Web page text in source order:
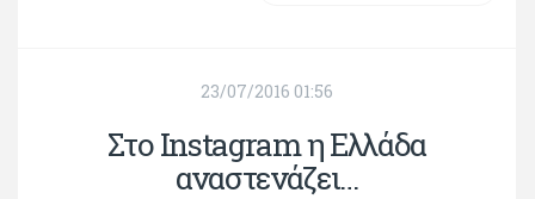
23/07/2016 01:56
Στο Instagram η Ελλάδα
αναστενάζει…